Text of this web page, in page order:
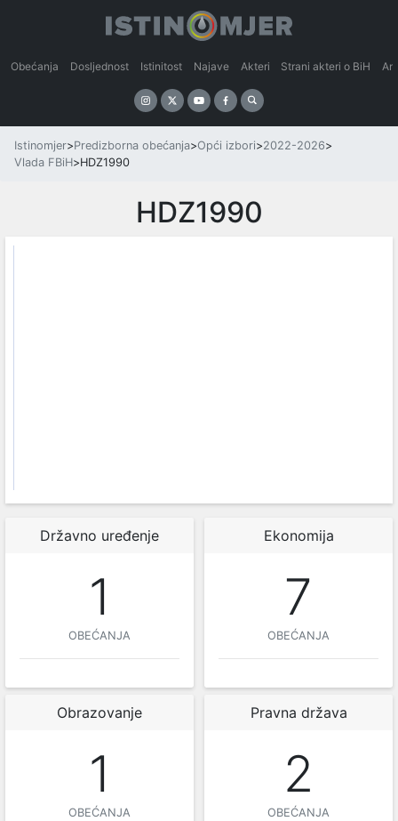
Obećanja Dosljednost Istinitost Najave Akteri Strani akteri o BiH
Istinomjer>Predizborna obećanja>Opći izbori>2022-2026>
Vlada FBiH>HDZ1990
HDZ1990
Državno uređenje
1
OBEĆANJA
Ekonomija
7
OBEĆANJA
Obrazovanje
1
OBEĆANJA
Pravna država
2
OBEĆANJA